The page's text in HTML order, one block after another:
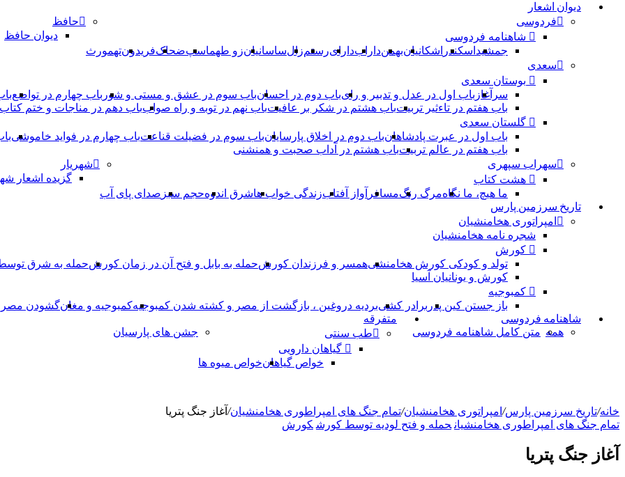
دیوان اشعار
فردوسی
شاهنامه فردوسی
جمشید اسکندر اشکانیانبهمندارابدارایرستمزالساسانیانزو طهماسپ‏ضحاکفریدونتهمورث
حافظ
دیوان حافظ
سعدی
بوستان سعدی
سرآغاز باب اول در عدل و تدبیر و رایباب دوم در احسانباب سوم در عشق و مستی و شور باب چهارم در تواضع
باب هفتم در تاءثیر تربیتباب هشتم در شکر بر عافیتباب نهم در توبه و راه صوابباب دهم در مناجات و ختم کتاب
گلستان سعدی
باب اول در عبرت پادشاهانباب دوم در اخلاق پارسایانباب سوم در فضیلت قناعتباب چهارم در فواید خاموشى
باب هفتم در عالم تربیتباب هشتم در آداب صحبت و همنشنى
سهراب سپهری
هشت کتاب
ما هیچ، ما نگاهمرگ رنگمسافر آواز آفتابزندگی خواب هاشرق اندوهحجم سبز صدای پای آب
شهریار
گزیده اشعار
تاریخ سرزمین پارس
امپراتوری هخامنشیان
شجره نامه هخامنشیان
کورش
تولد و کودکی کورش هخامنشیهمسر و فرزندان کورشحمله به بابل و فتح آن در زمان کورشحمله به شرق
کورش و یونانیان آسیا
کمبوجیه
باز جستن کین پدر برادر کشیبردیه دروغین ، بازگشت از مصر و کشته شدن کمبوجیهکمبوجیه و مغانگشودن مصر
شاهنامه فردوسی
همه متن کامل شاهنامه فردوسی
متفرقه
طب سنتی
گیاهان دارویی
خواص گیاهانخواص میوه ها
جشن های پارسیان
خانه/تاریخ سرزمین پارس/ امپراتوری هخامنشیان/تمام جنگ های امپراطوری هخامنشیان/ آغاز جنگ پتریا
تمام جنگ های امپراطوری هخامنشیان حمله و فتح لودیه توسط کورش کورش
آغاز جنگ پتریا